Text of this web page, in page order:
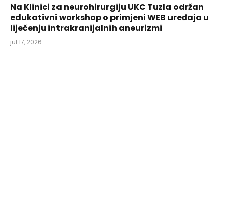
Na Klinici za neurohirurgiju UKC Tuzla održan
edukativni workshop o primjeni WEB uređaja u
liječenju intrakranijalnih aneurizmi
jul 17, 2026